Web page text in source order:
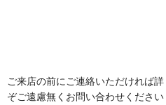
ご来店の前にご連絡いただければ
ぞご遠慮無くお問い合わせください